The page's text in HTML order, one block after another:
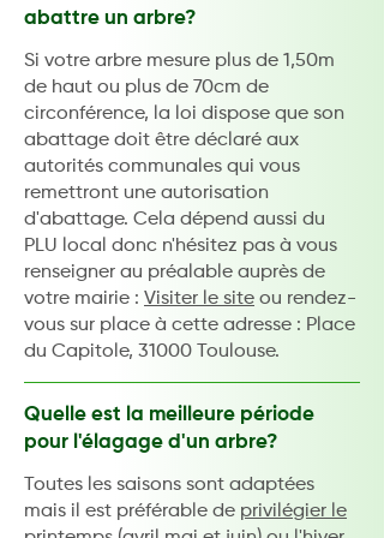
abattre un arbre?
Si votre arbre mesure plus de 1,50m
de haut ou plus de 70cm de
circonférence, la loi dispose que son
abattage doit être déclaré aux
autorités communales qui vous
remettront une autorisation
d'abattage. Cela dépend aussi du
PLU local donc n'hésitez pas à vous
renseigner au préalable auprès de
votre mairie : Visiter le site ou rendez-
vous sur place à cette adresse : Place
du Capitole, 31000 Toulouse.
Quelle est la meilleure période
pour l'élagage d'un arbre?
Toutes les saisons sont adaptées
mais il est préférable de privilégier le